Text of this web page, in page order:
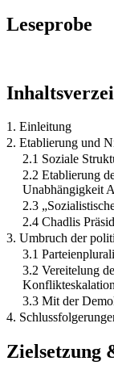
Leseprobe
1. Einleitung
2. Etablierung und
2.1 Soziale
2.2 Etablierung
Unabhängigkeit
2.3
2.4 Chadlis
3. Umbruch der
3.1
3.2 Vereitelung
3.3 Mit der
4.
Zielsetzung